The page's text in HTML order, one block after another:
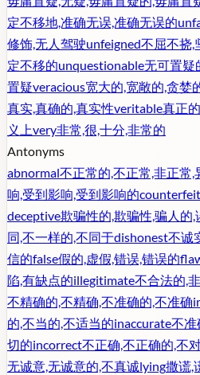
定不移地,准确无误,准确无误的
修饰,无人驾驶unfeigned不屈不挠,
定不移的unquestionable无可置疑
置疑veracious宽大的,宽敞的,贪婪
真实,真确的,真实性veritable真正
义上very非常,很,十分,非常的
Antonyms
abnormal不正常的,不正常,非正常,
响,受到影响,受到影响的counterfeit
deceptive欺骗性的,欺骗性,骗人的,
同,不一样的,不同于dishonest不诚
信的false假的,虚假,错误,错误的
陷,有缺点的illegitimate不合法的,
不精确的,不精确,不准确的,不准确
的,不当的,不适当的inaccurate不准
切的incorrect不正确,不正确的,不
无诚意,无诚意的,不真诚lying撒谎,